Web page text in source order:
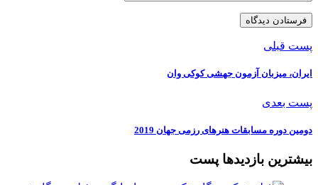
پست قبلی
ایران، میزبان آزمون جهشی کوکی وان
پست بعدی
دومین دوره مسابقات هنرهای رزمی جهان 2019
بیشترین بازدیدها پست